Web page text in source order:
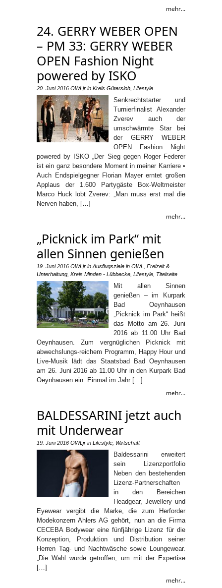
mehr...
24. GERRY WEBER OPEN
– PM 33: GERRY WEBER
OPEN Fashion Night
powered by ISKO
20. Juni 2016 OWLjr in Kreis Gütersloh Lifestyle
Senkrechtstarter und
Turnierfinalist Alexander
Zverev auch der
umschwärmte Star bei
der GERRY WEBER
OPEN Fashion Night
powered by ISKO „Der Sieg gegen Roger Federer
ist ein ganz besondere Moment in meiner Karriere •
Auch Endspielgegner Florian Mayer erntet großen
Applaus der 1.600 Partygäste Box-Weltmeister
Marco Huck lobt Zverev: „Man muss erst mal die
Nerven haben, […]
mehr...
„Picknick im Park“ mit
allen Sinnen genießen
19. Juni 2016 OWLjr in Ausflugsziele in OWL
Freizeit &
Unterhaltung Kreis Minden - Lübbecke Lifestyle Titelseite
Mit allen Sinnen
genießen – im Kurpark
Bad Oeynhausen
„Picknick im Park“ heißt
das Motto am 26. Juni
2016 ab 11.00 Uhr Bad
Oeynhausen. Zum vergnüglichen Picknick mit
abwechslungs-reichem Programm, Happy Hour und
Live-Musik lädt das Staatsbad Bad Oeynhausen
am 26. Juni 2016 ab 11.00 Uhr in den Kurpark Bad
Oeynhausen ein. Einmal im Jahr […]
mehr...
BALDESSARINI jetzt auch
mit Underwear
19. Juni 2016 OWLjr in Lifestyle Wirtschaft
Baldessarini erweitert
sein Lizenzportfolio
Neben den bestehenden
Lizenz-Partnerschaften
in den Bereichen
Headgear, Jewellery und
Eyewear vergibt die Marke, die zum Herforder
Modekonzern Ahlers AG gehört, nun an die Firma
CECEBA Bodywear eine fünfjährige Lizenz für die
Konzeption, Produktion und Distribution seiner
Herren Tag- und Nachtwäsche sowie Loungewear.
„Die Wahl wurde getroffen, um mit der Expertise
[…]
mehr...